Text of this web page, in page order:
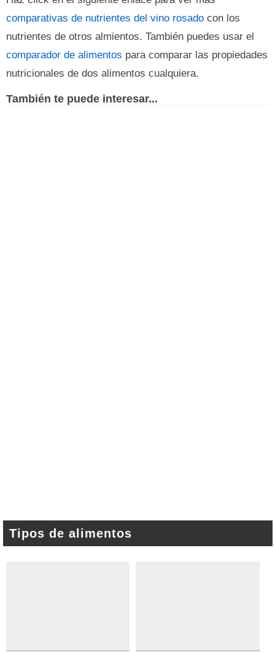
comparativas de nutrientes del vino rosado con los
nutrientes de otros almientos. También puedes usar el
comparador de alimentos para comparar las propiedades
nutricionales de dos alimentos cualquiera.
También te puede interesar...
Tipos de alimentos